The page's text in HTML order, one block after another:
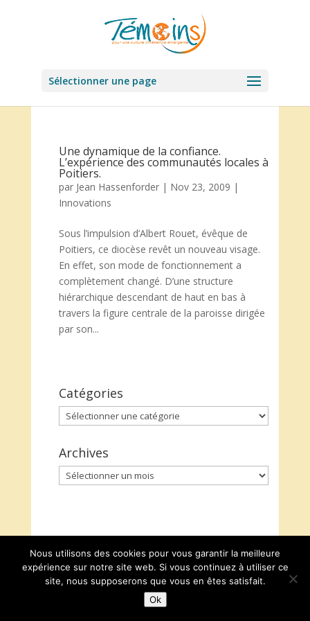
Sélectionner une page
Une dynamique de la confiance.
L’expérience des communautés locales à
Poitiers.
par Jean Hassenforder| Nov 23, 2009 |
Innovations
Sous l’impulsion d’Albert Rouet, évêque de
Poitiers, ce diocèse revêt un nouveau visage.
En effet, son mode de fonctionnement a
complètement changé. D’une structure
hiérarchique descendant de haut en bas à
travers la figure centrale de la paroisse dirigée
par son...
Catégories
Catégories
Archives
Archives
Nous utilisons des cookies pour vous garantir la meilleure
expérience sur notre site web. Si vous continuez à utiliser ce
site, nous supposerons que vous en êtes satisfait.
Ok